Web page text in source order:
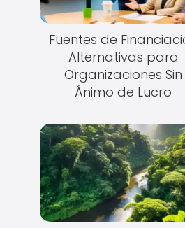
Fuentes de
Alternativas para
Organizaciones Sin
Ánimo de Lucro